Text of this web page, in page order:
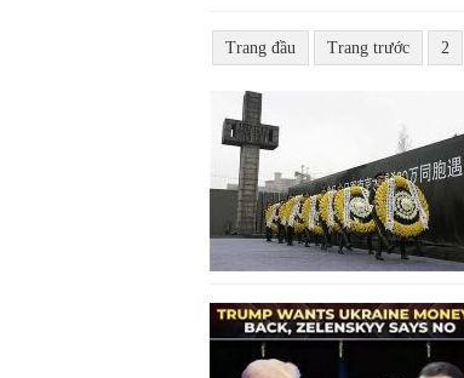
Trang đầu Trang trước 2